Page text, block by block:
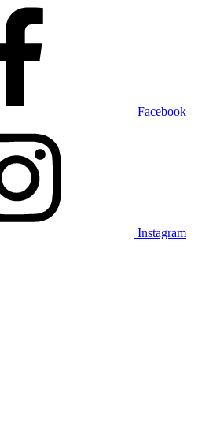
Facebook
Instagram